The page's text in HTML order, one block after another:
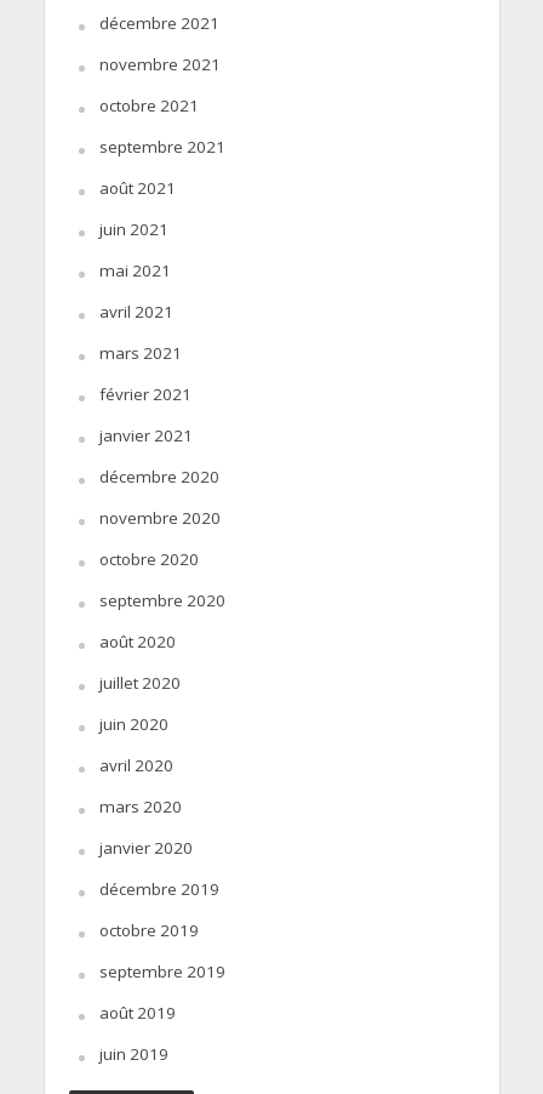
décembre 2021
novembre 2021
octobre 2021
septembre 2021
août 2021
juin 2021
mai 2021
avril 2021
mars 2021
février 2021
janvier 2021
décembre 2020
novembre 2020
octobre 2020
septembre 2020
août 2020
juillet 2020
juin 2020
avril 2020
mars 2020
janvier 2020
décembre 2019
octobre 2019
septembre 2019
août 2019
juin 2019